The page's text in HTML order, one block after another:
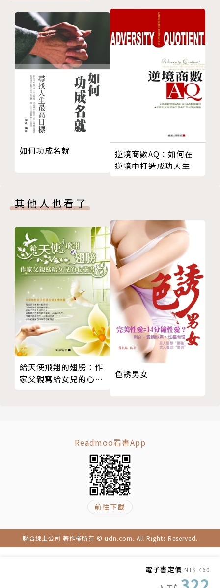
電子書定價 NT$ 460
不用學設計，也能簡單創造美感喜悅。本書提供在生活
中創造喜悅的簡單原則：
• 補充正能量：讓光線足，選擇飽和與明亮的色系，
會感覺煥然一新；
• 和諧很療癒：一致的衣架、同系列餐具這些對稱與
排序，都讓人感到療癒。
• 數大就會美：添加層次、香氛、花紋、撞色與對
比，別讓自己的感官飢餓。
• 感受自由：植物是讓忙碌暫停的綠洲，加綠色就能
降血壓、提升專注力與創意。
• 驚喜秒轉心情：運用顏色與物件製造「反差」，讓
我們跳脫慣性，創造新鮮感。
我們來到世界，是為了歡笑、為彩虹駐足，為了能眼見
翻開這本書，打開生活美好的秘密，從心底微笑。為自
己、與所愛，喜悅連連。
*給你一個驚喜！書末更有「發現喜悅的工具箱」，提
供實際的練習與範例，幫助你馬上開始發現喜悅、製造
喜悅的旅程。
作者簡介
英格莉．費特．李（Ingrid Fetell Lee）
也是〈喜悅的美學〉（Aesthetics of Joy）部落格創
《Studio 360》節目、CBC《Spark》節目等媒體擔
任設計和喜悅專家。她的TED演講獲得全場觀眾起立鼓
掌，已累積千萬點閱。英格莉曾擔任國際創新設計公司
IDEO設計總監，也是紐約視覺藝術學院產品設計課程
的創始教師成員。她擁有普瑞特藝術學院工業設計碩士
學位和普林斯頓大學的英語和創意寫作學士學位。
STEP 3 喜悅調色盤
如何功成名就
逆境商數AQ：如何在
逆境中打造成功人生
其他人也看了
給天使飛翔的翅膀：作
家父親寫給女兒的心靈
色誘男女
Readmoo看書App
前往下載
聯合線上公司 著作權所有 © udn.com. All Rights Reserved.